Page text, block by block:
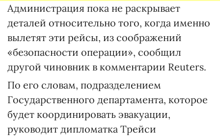
Администрация пока не раскрывает
деталей относительно того, когда именно
вылетят эти рейсы, из соображений
«безопасности операции», сообщил
другой чиновник в комментарии Reuters.
По его словам, подразделением
Государственного департамента, которое
будет координировать эвакуации,
руководит дипломатка Трейси